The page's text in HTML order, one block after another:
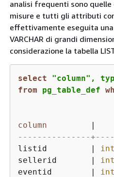
analisi frequenti sono
misure e tutti gli attributi
effettivamente eseguita una
VARCHAR di grandi
considerazione la tabella
select
from pg_table_def
column |
---------------
listid
|
sellerid
|
eventid
|